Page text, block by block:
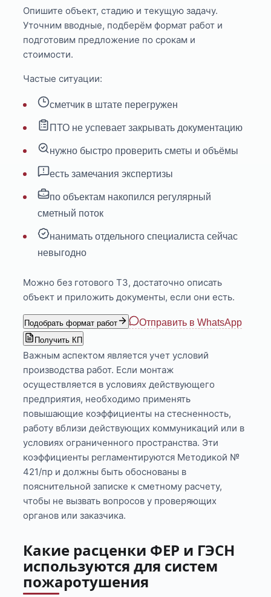
Опишите объект, стадию и текущую задачу.
Уточним вводные, подберём формат работ и
подготовим предложение по срокам и
стоимости.
Частые ситуации:
сметчик в штате перегружен
ПТО не успевает закрывать документацию
нужно быстро проверить сметы и объёмы
есть замечания экспертизы
по объектам накопился регулярный
сметный поток
нанимать отдельного специалиста сейчас
невыгодно
Можно без готового ТЗ, достаточно описать
объект и приложить документы, если они есть.
Подобрать формат работ Отправить в WhatsApp
Получить КП
Важным аспектом является учет условий
производства работ. Если монтаж
осуществляется в условиях действующего
предприятия, необходимо применять
повышающие коэффициенты на стесненность,
работу вблизи действующих коммуникаций или в
условиях ограниченного пространства. Эти
коэффициенты регламентируются Методикой №
421/пр и должны быть обоснованы в
пояснительной записке к сметному расчету,
чтобы не вызвать вопросов у проверяющих
органов или заказчика.
Какие расценки ФЕР и ГЭСН
используются для систем
пожаротушения